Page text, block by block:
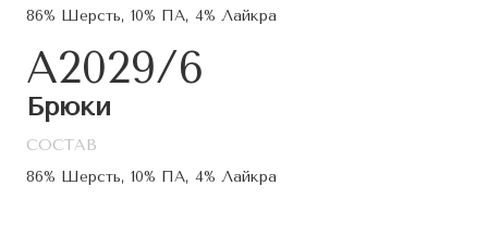
86% Шерсть, 10% ПА, 4% Лайкра
А2029/6
Брюки
СОСТАВ
86% Шерсть, 10% ПА, 4% Лайкра